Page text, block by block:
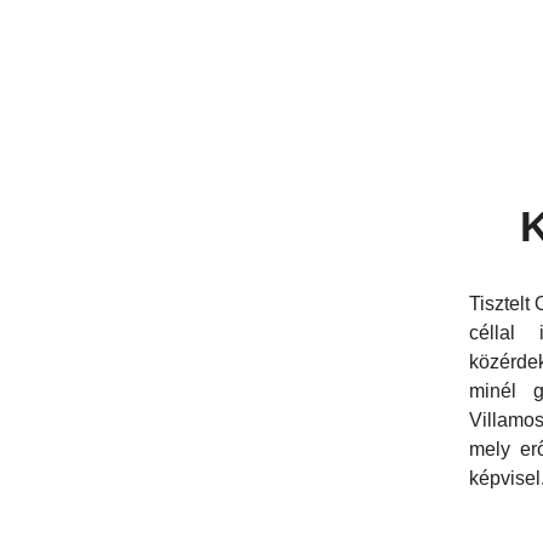
Tisztelt
céllal
minél
mely